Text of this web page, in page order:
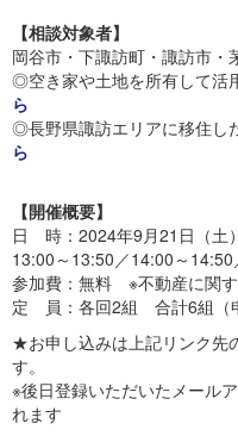
【相談対象者】
岡谷市・下諏訪町・諏訪市・
◎空き家や土地を所有して
ら
◎長野県諏訪エリアに
ら
【開催概要】
日 時：2024年9月21日（土）
13:00～13:50／14:00～
参加費：無料 ※不動産に関
定 員：各回2組 合計6組（
★お申し込みは上記リンク先
す。
※後日登録いただいたメール
れます